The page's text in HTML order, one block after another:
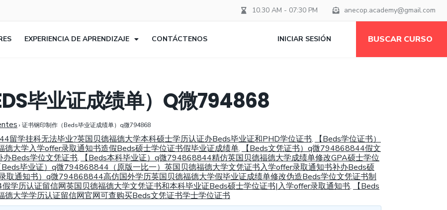
10.30 AM - 07:30 PM anecop.academy@gmail.com
EXPERIENCIA DE APRENDIZAJE CONTÁCTENOS INICIAR SESIÓN BUSCAR CURSO
毕业证成绩单）Q微794868
› 证书钢印制作（Beds毕业证成绩单）q微794868
留学挂科无法毕业?英国贝德福德大学本科硕士学历认证办Beds毕业证和PHD学位证书,
【Beds学位证书）
大学入学offer录取通知书造假Beds硕士学位证书假毕业证成绩单,
【Beds文凭证书）q微794868844假文
Beds学位文凭证书,
【Beds本科毕业证）q微794868844精仿英国贝德福德大学成绩单修改GPA硕士学位
Beds毕业证）q微794868844（原版一比一）英国贝德福德大学文凭证书入学offer录取通知书补办Beds硕
取通知书）q微794868844高仿国外学历英国贝德福德大学假毕业证成绩单修改伪造Beds学位文凭证书制
学历认证留信网英国贝德福德大学文凭证书和本科毕业证Beds硕士学位证书|入学offer录取通知书,
【Beds
大学学历认证留信网官网可查购买Beds文凭证书学士学位证书